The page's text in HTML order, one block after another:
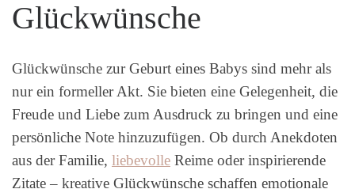
Glückwünsche
Glückwünsche zur Geburt eines Babys sind mehr als
nur ein formeller Akt. Sie bieten eine Gelegenheit, die
Freude und Liebe zum Ausdruck zu bringen und eine
persönliche Note hinzuzufügen. Ob durch Anekdoten
aus der Familie, liebevolle Reime oder inspirierende
Zitate – kreative Glückwünsche schaffen emotionale